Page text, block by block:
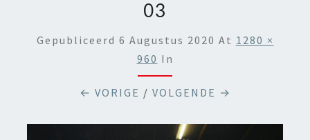
03
Gepubliceerd 6 Augustus 2020 At 1280 ×
960 In
← VORIGE / VOLGENDE →